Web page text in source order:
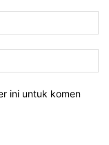
ini untuk komen